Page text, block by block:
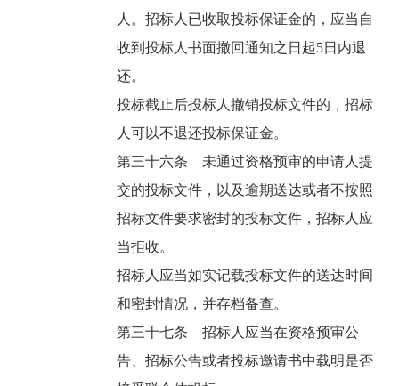
人。招标人已收取投标保证金的，应当自
收到投标人书面撤回通知之日起5日内退
还。
投标截止后投标人撤销投标文件的，招标
人可以不退还投标保证金。
第三十六条 未通过资格预审的申请人提
交的投标文件，以及逾期送达或者不按照
招标文件要求密封的投标文件，招标人应
当拒收。
招标人应当如实记载投标文件的送达时间
和密封情况，并存档备查。
第三十七条 招标人应当在资格预审公
告、招标公告或者投标邀请书中载明是否